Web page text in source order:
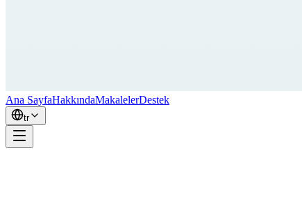
Ana SayfaHakkındaMakalelerDestek
tr